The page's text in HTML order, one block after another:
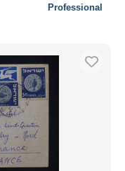
Professional